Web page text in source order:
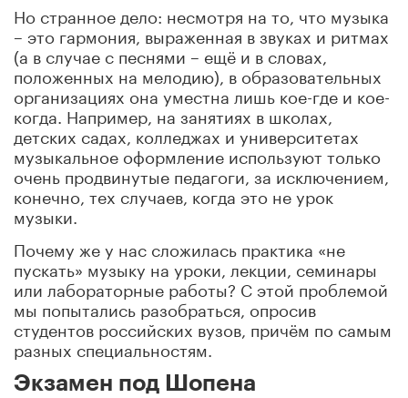
Но странное дело: несмотря на то, что музыка
– это гармония, выраженная в звуках и ритмах
(а в случае с песнями – ещё и в словах,
положенных на мелодию), в образовательных
организациях она уместна лишь кое-где и кое-
когда. Например, на занятиях в школах,
детских садах, колледжах и университетах
музыкальное оформление используют только
очень продвинутые педагоги, за исключением,
конечно, тех случаев, когда это не урок
музыки.
Почему же у нас сложилась практика «не
пускать» музыку на уроки, лекции, семинары
или лабораторные работы? С этой проблемой
мы попытались разобраться, опросив
студентов российских вузов, причём по самым
разных специальностям.
Экзамен под Шопена